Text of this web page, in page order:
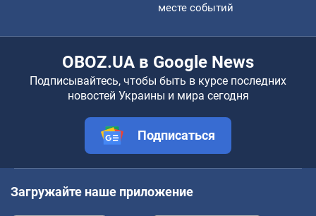
месте событий
OBOZ.UA в Google News
Подписывайтесь, чтобы быть в курсе последних
новостей Украины и мира сегодня
Подписаться
Загружайте наше приложение